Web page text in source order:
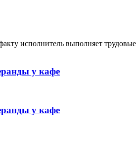
исполнитель выполняет
у кафе
у кафе